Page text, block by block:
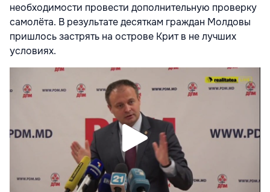
необходимости провести дополнительную проверку
самолёта. В результате десяткам граждан Молдовы
пришлось застрять на острове Крит в не лучших
условиях.